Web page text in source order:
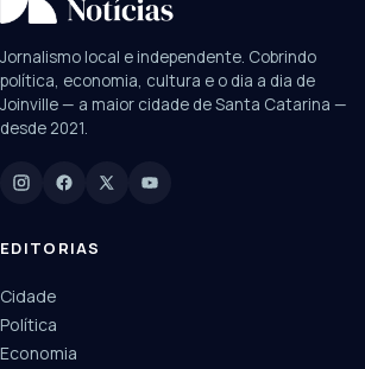
SUGESTÕES: JEC
Câmara
UPA Sul
Manchetes, colunistas e
Jornalismo local e independente. Cobrindo
política, economia, cultura e o dia a dia de
Joinville — a maior cidade de Santa Catarina —
desde 2021.
EDITORIAS
Cidade
Política
Economia